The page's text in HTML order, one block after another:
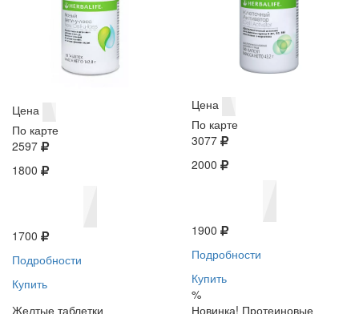
Цена
По карте
2597
1800
1700
Подробности
Купить
Цена
По карте
3077
2000
1900
Подробности
Купить
%
Желтые таблетки
Новинка! Протеиновые